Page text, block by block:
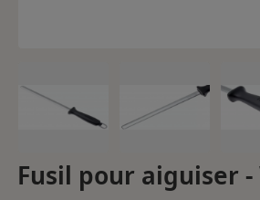
Fusil pour aiguiser